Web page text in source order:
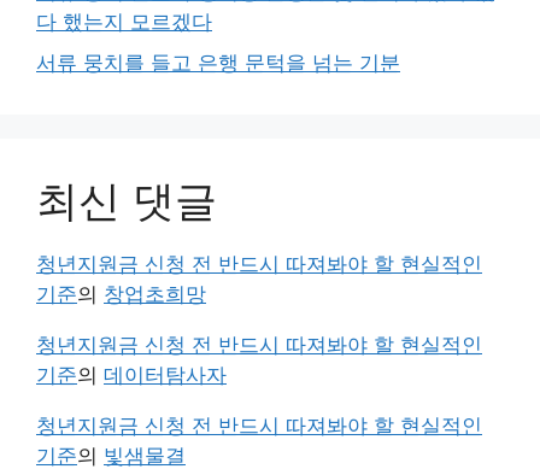
다 했는지 모르겠다
서류 뭉치를 들고 은행 문턱을 넘는 기분
최신 댓글
청년지원금 신청 전 반드시 따져봐야 할 현실적인
기준의 창업초희망
청년지원금 신청 전 반드시 따져봐야 할 현실적인
기준의 데이터탐사자
청년지원금 신청 전 반드시 따져봐야 할 현실적인
기준의 빛샘물결